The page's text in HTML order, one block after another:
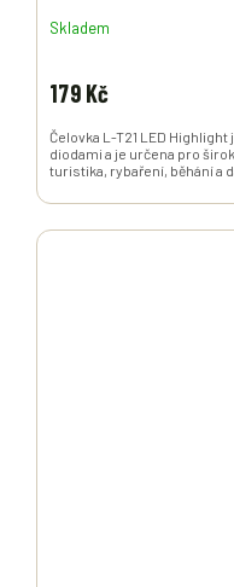
Skladem
179 Kč
Čelovka L-T21 LED
diodami a je určena pro
turistika, rybaření, běhání a